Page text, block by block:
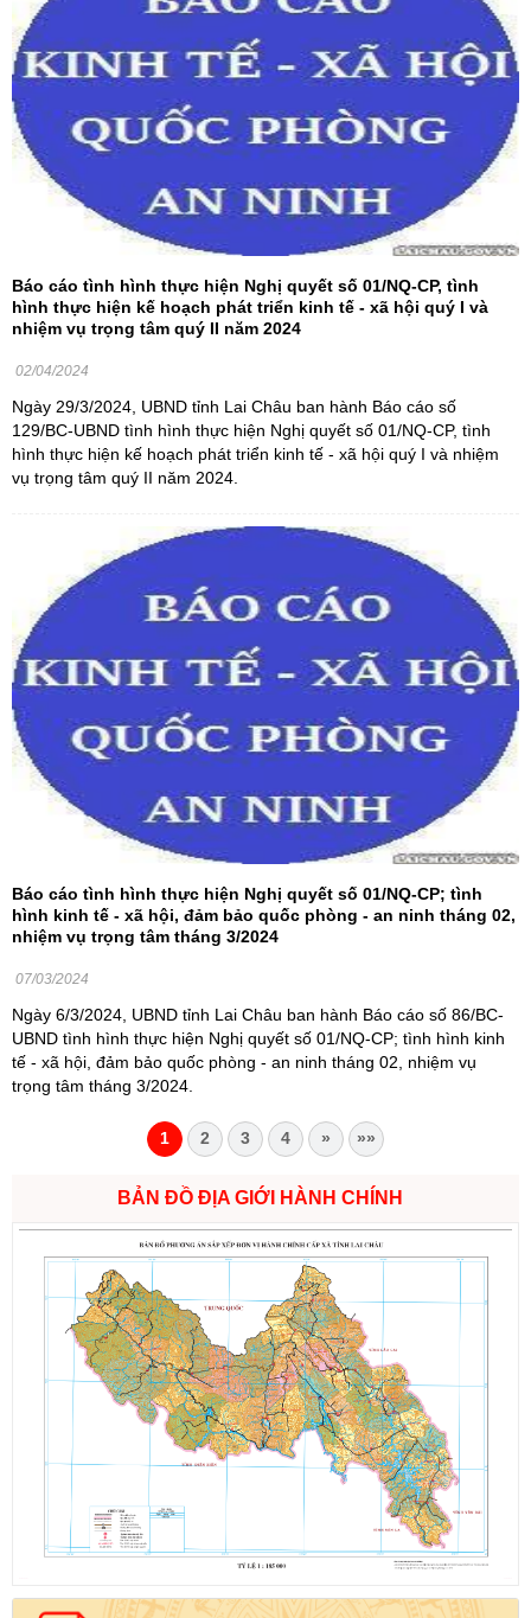
Báo cáo tình hình thực hiện Nghị quyết số 01/NQ-CP, tình
hình thực hiện kế hoạch phát triển kinh tế - xã hội quý I và
nhiệm vụ trọng tâm quý II năm 2024
02/04/2024
Ngày 29/3/2024, UBND tỉnh Lai Châu ban hành Báo cáo số
129/BC-UBND tình hình thực hiện Nghị quyết số 01/NQ-CP, tình
hình thực hiện kế hoạch phát triển kinh tế - xã hội quý I và nhiệm
vụ trọng tâm quý II năm 2024.
Báo cáo tình hình thực hiện Nghị quyết số 01/NQ-CP; tình
hình kinh tế - xã hội, đảm bảo quốc phòng - an ninh tháng 02,
nhiệm vụ trọng tâm tháng 3/2024
07/03/2024
Ngày 6/3/2024, UBND tỉnh Lai Châu ban hành Báo cáo số 86/BC-
UBND tình hình thực hiện Nghị quyết số 01/NQ-CP; tình hình kinh
tế - xã hội, đảm bảo quốc phòng - an ninh tháng 02, nhiệm vụ
trọng tâm tháng 3/2024.
1 2 3 4 » »»
BẢN ĐỒ ĐỊA GIỚI HÀNH CHÍNH